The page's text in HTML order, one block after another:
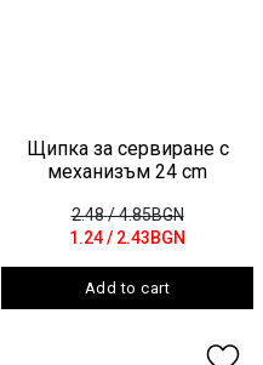
Щипка за сервиране с
механизъм 24 cm
2.48/ 4.85BGN
1.24/ 2.43BGN
Add to cart